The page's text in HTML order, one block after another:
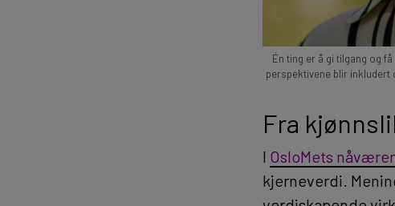
Én ting er å gi tilgang og
perspektivene blir inkludert
Fra
I OsloMets
kjerneverdi.